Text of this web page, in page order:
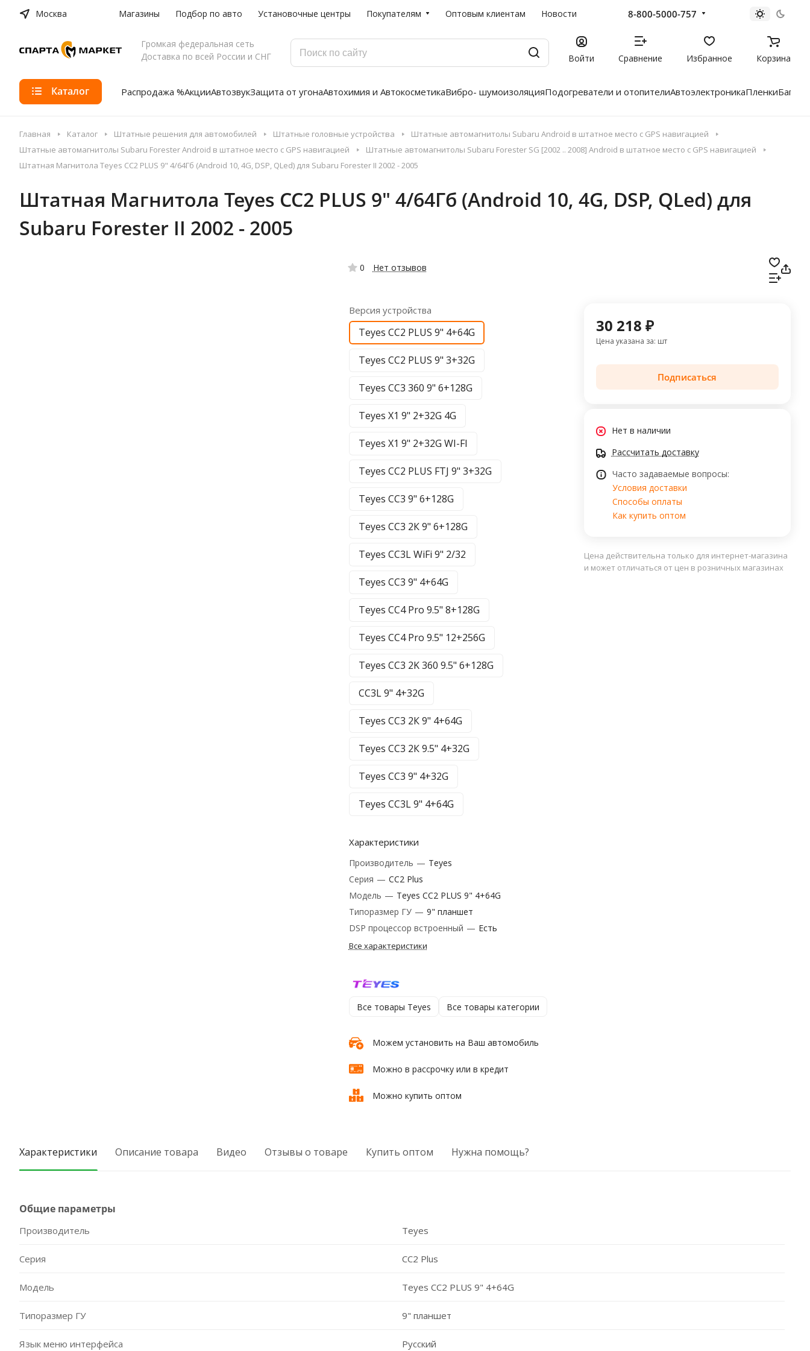
Москва Магазины Подбор по авто Установочные центры Покупателям Оптовым клиентам Новости 8-800-5000-757
Громкая федеральная сеть
Доставка по всей России и СНГ
Войти Сравнение Избранное Корзина
Каталог Распродажа %АкцииАвтозвукЗащита от угонаАвтохимия и АвтокосметикаВибро- шумоизоляцияПодогреватели и отопителиАвтоэлектроникаПленки
Главная Каталог Штатные решения для автомобилей Штатные головные устройства
Штатные автомагнитолы Subaru Android в штатное место с GPS навигацией
Штатные автомагнитолы Subaru Forester Android в штатное место с GPS навигацией
Штатные автомагнитолы Subaru Forester SG [2002 .. 2008] Android в штатное место с GPS навигацией
Штатная Магнитола Teyes CC2 PLUS 9" 4/64Гб (Android 10, 4G, DSP, QLed) для Subaru Forester II 2002 - 2005
Штатная Магнитола Teyes CC2 PLUS 9" 4/64Гб (Android 10, 4G, DSP, QLed) для
Subaru Forester II 2002 - 2005
0 Нет отзывов
Версия устройства
Teyes CC2 PLUS 9" 4+64G
Teyes CC2 PLUS 9" 3+32G
Teyes CC3 360 9" 6+128G
Teyes X1 9" 2+32G 4G
Teyes X1 9" 2+32G WI-FI
Teyes CC2 PLUS FTJ 9" 3+32G
Teyes CC3 9" 6+128G
Teyes CC3 2К 9" 6+128G
Teyes CC3L WiFi 9" 2/32
Teyes CC3 9" 4+64G
Teyes CC4 Pro 9.5" 8+128G
Teyes CC4 Pro 9.5" 12+256G
Teyes CC3 2K 360 9.5" 6+128G
CC3L 9" 4+32G
Teyes CC3 2К 9" 4+64G
Teyes CC3 2К 9.5" 4+32G
Teyes CC3 9" 4+32G
Teyes CC3L 9" 4+64G
Характеристики
Производитель — Teyes
Серия — CC2 Plus
Модель — Teyes CC2 PLUS 9" 4+64G
Типоразмер ГУ — 9" планшет
DSP процессор встроенный — Есть
Все характеристики
Все товары Teyes Все товары категории
Можем установить на Ваш автомобиль
Можно в рассрочку или в кредит
Можно купить оптом
30 218 ₽
Цена указана за: шт
Подписаться
Нет в наличии
Рассчитать доставку
Часто задаваемые вопросы:
Условия доставки
Способы оплаты
Как купить оптом
Цена действительна только для интернет-магазина
и может отличаться от цен в розничных магазинах
Характеристики Описание товара Видео Отзывы о товаре Купить оптом Нужна помощь?
Общие параметры
Производитель Teyes
Серия CC2 Plus
Модель Teyes CC2 PLUS 9" 4+64G
Типоразмер ГУ 9" планшет
Язык меню интерфейса Русский